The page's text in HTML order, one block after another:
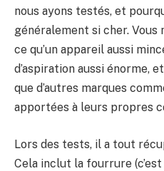
nous ayons testés, et
généralement si cher. Vous
ce qu’un appareil aussi
d’aspiration aussi énorme,
que d’autres marques
apportées à leurs propres
Lors des tests, il a tout
Cela inclut la fourrure